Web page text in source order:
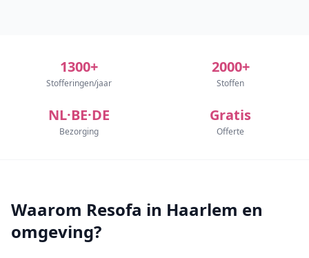
1300+
Stofferingen/jaar
2000+
Stoffen
NL·BE·DE
Bezorging
Gratis
Offerte
Waarom Resofa in Haarlem en
omgeving?